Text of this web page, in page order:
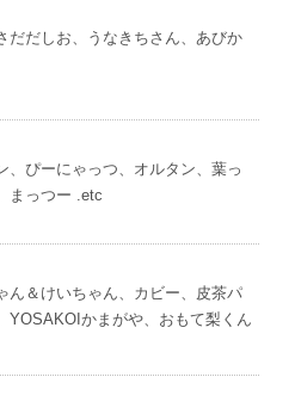
だだしお、うなきちさん、あびか
、ぴーにゃっつ、オルタン、葉っ
まっつー .etc
ん＆けいちゃん、カビー、皮茶パ
YOSAKOIかまがや、おもて梨くん